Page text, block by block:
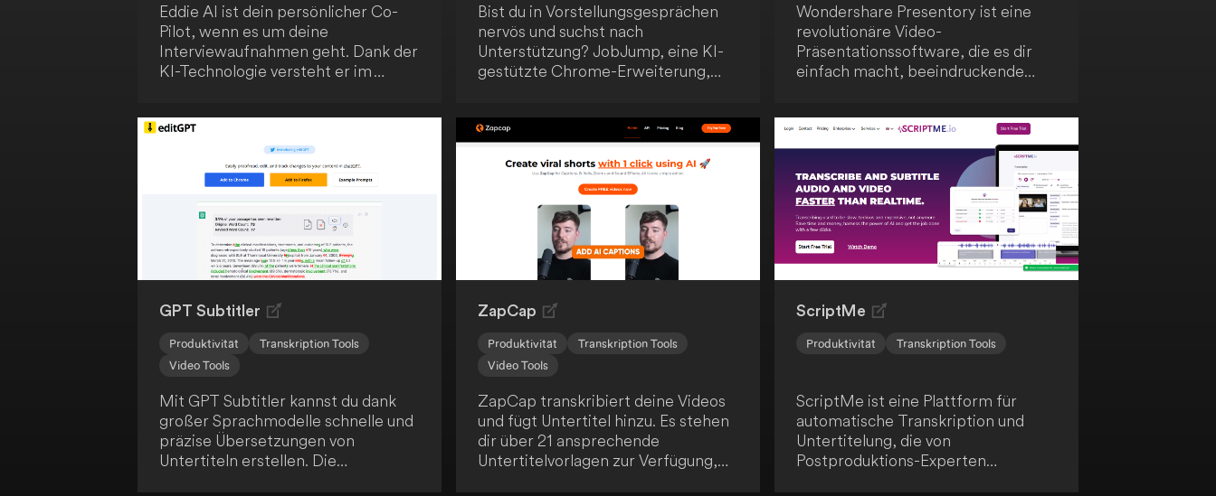
Eddie AI ist dein persönlicher Co-
Pilot, wenn es um deine
Interviewaufnahmen geht. Dank der
KI-Technologie versteht er im
Aufnahmen blitzschnell bearbeiten.
Du kannst stärkere Hooks
anfordern, deine Schnitte
prägnanter gestalten und nahtlos
mit Eddie iterieren. Anschließend
exportierst du die Ergebnisse ganz
einfach als MP4 oder arbeitest sie in
Adobe, DaVinci Resolve und FCP
Bist du in Vorstellungsgesprächen
nervös und suchst nach
Unterstützung? JobJump, eine KI-
gestützte Chrome-Erweiterung,
dir prägnante, zielgerichtete
deinem Lebenslauf. Mit dieser
innovativen Lösung wirst du sicher
den gewünschten Job an Land
Wondershare Presentory ist eine
revolutionäre Video-
Präsentationssoftware, die es dir
einfach macht, beeindruckende
bringst du deine Botschaft sicher
bei deinem Publikum an.
GPT Subtitler
Produktivität
Transkription Tools
Video Tools
Mit GPT Subtitler kannst du dank
großer Sprachmodelle schnelle und
präzise Übersetzungen von
Untertiteln erstellen. Die
ZapCap
Produktivität
Transkription Tools
Video Tools
ZapCap transkribiert deine Videos
und fügt Untertitel hinzu. Es stehen
dir über 21 ansprechende
Untertitelvorlagen zur Verfügung,
ScriptMe
Produktivität Transkription Tools
ScriptMe ist eine Plattform für
automatische Transkription und
Untertitelung, die von
Postproduktions-Experten